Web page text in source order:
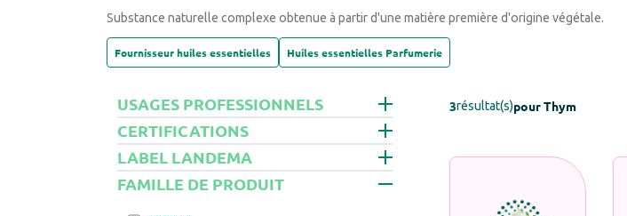
Substance naturelle complexe obtenue à partir d'une matière première d'origine végétale.
Fournisseur huiles essentielles Huiles essentielles Parfumerie
USAGES PROFESSIONNELS
CERTIFICATIONS
LABEL LANDEMA
FAMILLE DE PRODUIT
3résultat(s)pourThym